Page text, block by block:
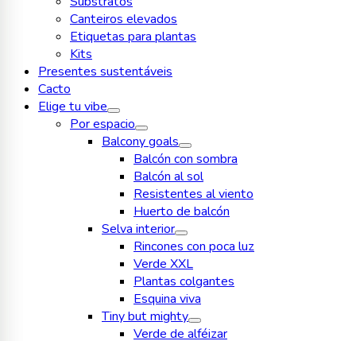
Canteiros elevados
Etiquetas para plantas
Kits
Presentes sustentáveis
Cacto
Elige tu vibe
Por espacio
Balcony goals
Balcón con sombra
Balcón al sol
Resistentes al viento
Huerto de balcón
Selva interior
Rincones con poca luz
Verde XXL
Plantas colgantes
Esquina viva
Tiny but mighty
Verde de alféizar